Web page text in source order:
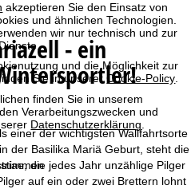
akzeptieren Sie den Einsatz von
und ähnlichen Technologien.
wir nur technisch und zur
und die Möglichkeit zur
Sie in unsererCookie-Policy
finden Sie in unserem
Verarbeitungszwecken und
Datenschutzerklärung
- ein
einer der wichtigsten Wallfahrtsorte
der Basilika Mariä Geburt, steht die
die jedes Jahr unzählige Pilger
auf ein oder zwei Brettern lohnt